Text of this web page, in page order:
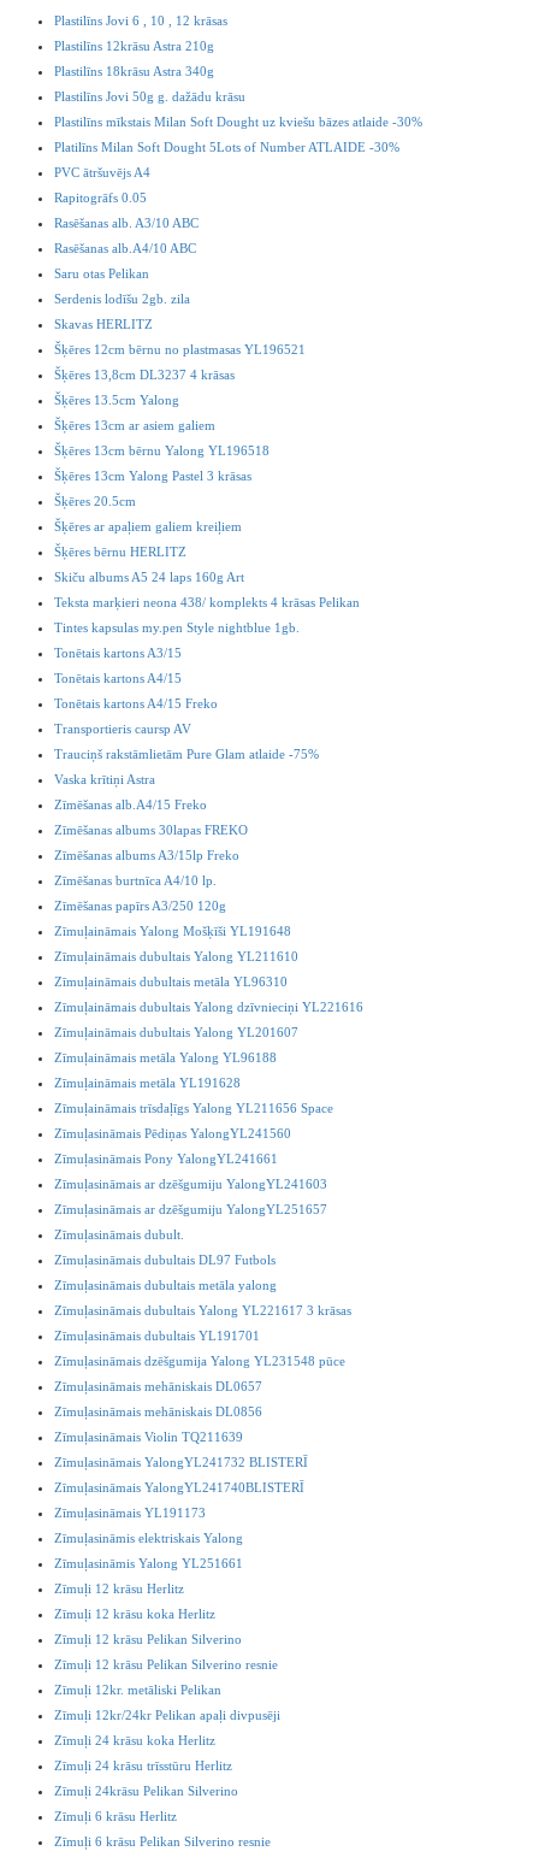
Plastilīns Jovi 6 , 10 , 12 krāsas
Plastilīns 12krāsu Astra 210g
Plastilīns 18krāsu Astra 340g
Plastilīns Jovi 50g g. dažādu krāsu
Plastilīns mīkstais Milan Soft Dought uz kviešu bāzes atlaide -30%
Platilīns Milan Soft Dought 5Lots of Number ATLAIDE -30%
PVC ātršuvējs A4
Rapitogrāfs 0.05
Rasēšanas alb. A3/10 ABC
Rasēšanas alb.A4/10 ABC
Saru otas Pelikan
Serdenis lodīšu 2gb. zila
Skavas HERLITZ
Šķēres 12cm bērnu no plastmasas YL196521
Šķēres 13,8cm DL3237 4 krāsas
Šķēres 13.5cm Yalong
Šķēres 13cm ar asiem galiem
Šķēres 13cm bērnu Yalong YL196518
Šķēres 13cm Yalong Pastel 3 krāsas
Šķēres 20.5cm
Šķēres ar apaļiem galiem kreiļiem
Šķēres bērnu HERLITZ
Skiču albums A5 24 laps 160g Art
Teksta marķieri neona 438/ komplekts 4 krāsas Pelikan
Tintes kapsulas my.pen Style nightblue 1gb.
Tonētais kartons A3/15
Tonētais kartons A4/15
Tonētais kartons A4/15 Freko
Transportieris caursp AV
Trauciņš rakstāmlietām Pure Glam atlaide -75%
Vaska krītiņi Astra
Zīmēšanas alb.A4/15 Freko
Zīmēšanas albums 30lapas FREKO
Zīmēšanas albums A3/15lp Freko
Zīmēšanas burtnīca A4/10 lp.
Zīmēšanas papīrs A3/250 120g
Zīmuļaināmais Yalong Mošķīši YL191648
Zīmuļaināmais dubultais Yalong YL211610
Zīmuļaināmais dubultais metāla YL96310
Zīmuļaināmais dubultais Yalong dzīvnieciņi YL221616
Zīmuļaināmais dubultais Yalong YL201607
Zīmuļaināmais metāla Yalong YL96188
Zīmuļaināmais metāla YL191628
Zīmuļaināmais trīsdaļīgs Yalong YL211656 Space
Zīmuļasināmais Pēdiņas YalongYL241560
Zīmuļasināmais Pony YalongYL241661
Zīmuļasināmais ar dzēšgumiju YalongYL241603
Zīmuļasināmais ar dzēšgumiju YalongYL251657
Zīmuļasināmais dubult.
Zīmuļasināmais dubultais DL97 Futbols
Zīmuļasināmais dubultais metāla yalong
Zīmuļasināmais dubultais Yalong YL221617 3 krāsas
Zīmuļasināmais dubultais YL191701
Zīmuļasināmais dzēšgumija Yalong YL231548 pūce
Zīmuļasināmais mehāniskais DL0657
Zīmuļasināmais mehāniskais DL0856
Zīmuļasināmais Violin TQ211639
Zīmuļasināmais YalongYL241732 BLISTERĪ
Zīmuļasināmais YalongYL241740BLISTERĪ
Zīmuļasināmais YL191173
Zīmuļasināmis elektriskais Yalong
Zīmuļasināmis Yalong YL251661
Zīmuļi 12 krāsu Herlitz
Zīmuļi 12 krāsu koka Herlitz
Zīmuļi 12 krāsu Pelikan Silverino
Zīmuļi 12 krāsu Pelikan Silverino resnie
Zīmuļi 12kr. metāliski Pelikan
Zīmuļi 12kr/24kr Pelikan apaļi divpusēji
Zīmuļi 24 krāsu koka Herlitz
Zīmuļi 24 krāsu trīsstūru Herlitz
Zīmuļi 24krāsu Pelikan Silverino
Zīmuļi 6 krāsu Herlitz
Zīmuļi 6 krāsu Pelikan Silverino resnie